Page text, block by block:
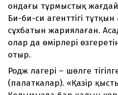
ондағы тұрмыстық
Би-би-си агенттігі тұтқын
сұхбатын жариялаған.
олар да өмірлері
отыр.
Родж лагері – шөлге
(палаткалар). «Қазір